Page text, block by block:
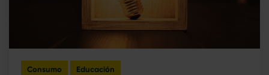
Consumo Educación